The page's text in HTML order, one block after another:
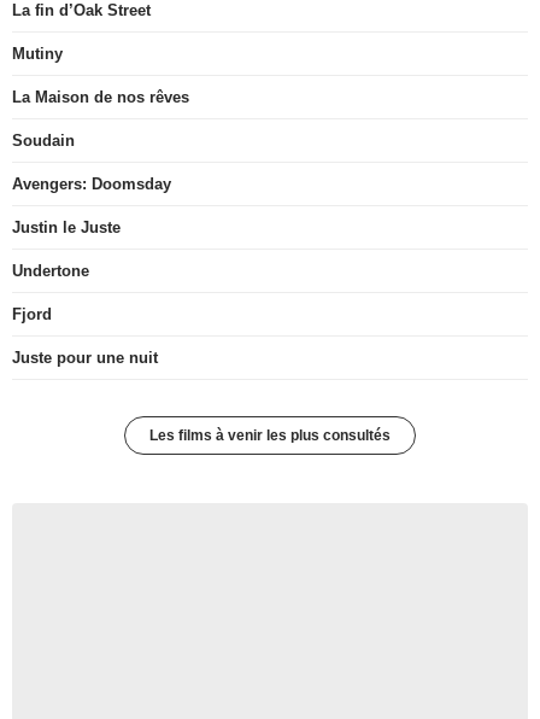
La fin d’Oak Street
Mutiny
La Maison de nos rêves
Soudain
Avengers: Doomsday
Justin le Juste
Undertone
Fjord
Juste pour une nuit
Les films à venir les plus consultés